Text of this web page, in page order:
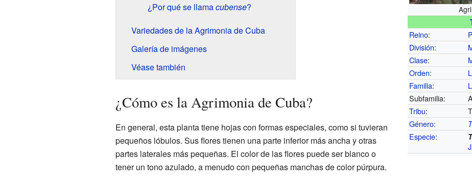
Reino:
División:
Clase:
Orden:
Familia:
Subfamilia:
Tribu:
Género:
Especie:
¿Por qué se llamacubense?
Variedades de la Agrimonia de Cuba
Galería de imágenes
Véase también
¿Cómo es la Agrimonia de Cuba?
En general, esta planta tiene hojas con formas especiales, como si tuvieran
pequeños lóbulos. Sus flores tienen una parte inferior más ancha y otras
partes laterales más pequeñas. El color de las flores puede ser blanco o
tener un tono azulado, a menudo con pequeñas manchas de color púrpura.